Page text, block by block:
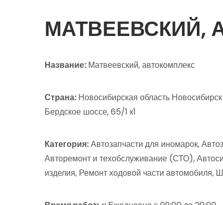
МАТВЕЕВСКИЙ,
Название: Матвеевский, автокомплекс
Страна: Новосибирская область
Бердское шоссе, 65/1 к1
Категория:Автозапчасти для иномарок,
Авторемонт и техобслуживание (СТО),
изделия, Ремонт ходовой части автомобиля,